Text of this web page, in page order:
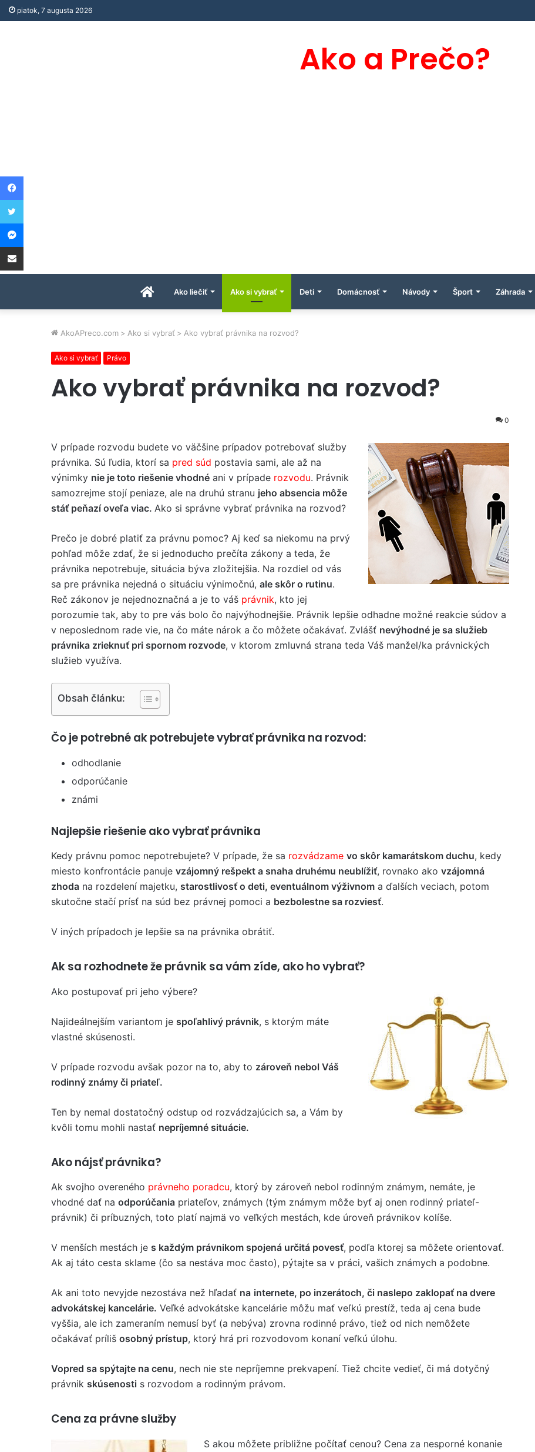
piatok, 7 augusta 2026
Ako a Prečo?
ÚvodnáAko liečiť Ako si vybrať Deti Domácnosť Návody Šport Záhrada
AkoAPreco.com > Ako si vybrať > Ako vybrať právnika na rozvod?
Ako si vybrať Právo
Ako vybrať právnika na rozvod?
0
V prípade rozvodu budete vo väčšine prípadov potrebovať služby
právnika. Sú ľudia, ktorí sa pred súd postavia sami, ale až na
výnimky nie je toto riešenie vhodné ani v prípade rozvodu. Právnik
samozrejme stojí peniaze, ale na druhú stranu jeho absencia môže
stáť peňazí oveľa viac. Ako si správne vybrať právnika na rozvod?
Prečo je dobré platiť za právnu pomoc? Aj keď sa niekomu na prvý
pohľad môže zdať, že si jednoducho prečíta zákony a teda, že
právnika nepotrebuje, situácia býva zložitejšia. Na rozdiel od vás
sa pre právnika nejedná o situáciu výnimočnú, ale skôr o rutinu.
Reč zákonov je nejednoznačná a je to váš právnik, kto jej
porozumie tak, aby to pre vás bolo čo najvýhodnejšie. Právnik lepšie odhadne možné reakcie súdov a
v neposlednom rade vie, na čo máte nárok a čo môžete očakávať. Zvlášť nevýhodné je sa služieb
právnika zrieknuť pri spornom rozvode, v ktorom zmluvná strana teda Váš manžel/ka právnických
služieb využíva.
Obsah článku:
Čo je potrebné ak potrebujete vybrať právnika na rozvod:
odhodlanie
odporúčanie
známi
Najlepšie riešenie ako vybrať právnika
Kedy právnu pomoc nepotrebujete? V prípade, že sa rozvádzame vo skôr kamarátskom duchu, kedy
miesto konfrontácie panuje vzájomný rešpekt a snaha druhému neublížiť, rovnako ako vzájomná
zhoda na rozdelení majetku, starostlivosť o deti, eventuálnom výživnom a ďalších veciach, potom
skutočne stačí prísť na súd bez právnej pomoci a bezbolestne sa rozviesť.
V iných prípadoch je lepšie sa na právnika obrátiť.
Ak sa rozhodnete že právnik sa vám zíde, ako ho vybrať?
Ako postupovať pri jeho výbere?
Najideálnejším variantom je spoľahlivý právnik, s ktorým máte
vlastné skúsenosti.
V prípade rozvodu avšak pozor na to, aby to zároveň nebol Váš
rodinný známy či priateľ.
Ten by nemal dostatočný odstup od rozvádzajúcich sa, a Vám by
kvôli tomu mohli nastať nepríjemné situácie.
Ako nájsť právnika?
Ak svojho overeného právneho poradcu, ktorý by zároveň nebol rodinným známym, nemáte, je
vhodné dať na odporúčania priateľov, známych (tým známym môže byť aj onen rodinný priateľ-
právnik) či príbuzných, toto platí najmä vo veľkých mestách, kde úroveň právnikov kolíše.
V menších mestách je s každým právnikom spojená určitá povesť, podľa ktorej sa môžete orientovať.
Ak aj táto cesta sklame (čo sa nestáva moc často), pýtajte sa v práci, vašich známych a podobne.
Ak ani toto nevyjde nezostáva než hľadať na internete, po inzerátoch, či naslepo zaklopať na dvere
advokátskej kancelárie. Veľké advokátske kancelárie môžu mať veľkú prestíž, teda aj cena bude
vyššia, ale ich zameraním nemusí byť (a nebýva) zrovna rodinné právo, tiež od nich nemôžete
očakávať príliš osobný prístup, ktorý hrá pri rozvodovom konaní veľkú úlohu.
Vopred sa spýtajte na cenu, nech nie ste nepríjemne prekvapení. Tiež chcite vedieť, či má dotyčný
právnik skúsenosti s rozvodom a rodinným právom.
Cena za právne služby
S akou môžete približne počítať cenou? Cena za nesporné konanie
Facebook
Twitter
Messenger
Share via Email